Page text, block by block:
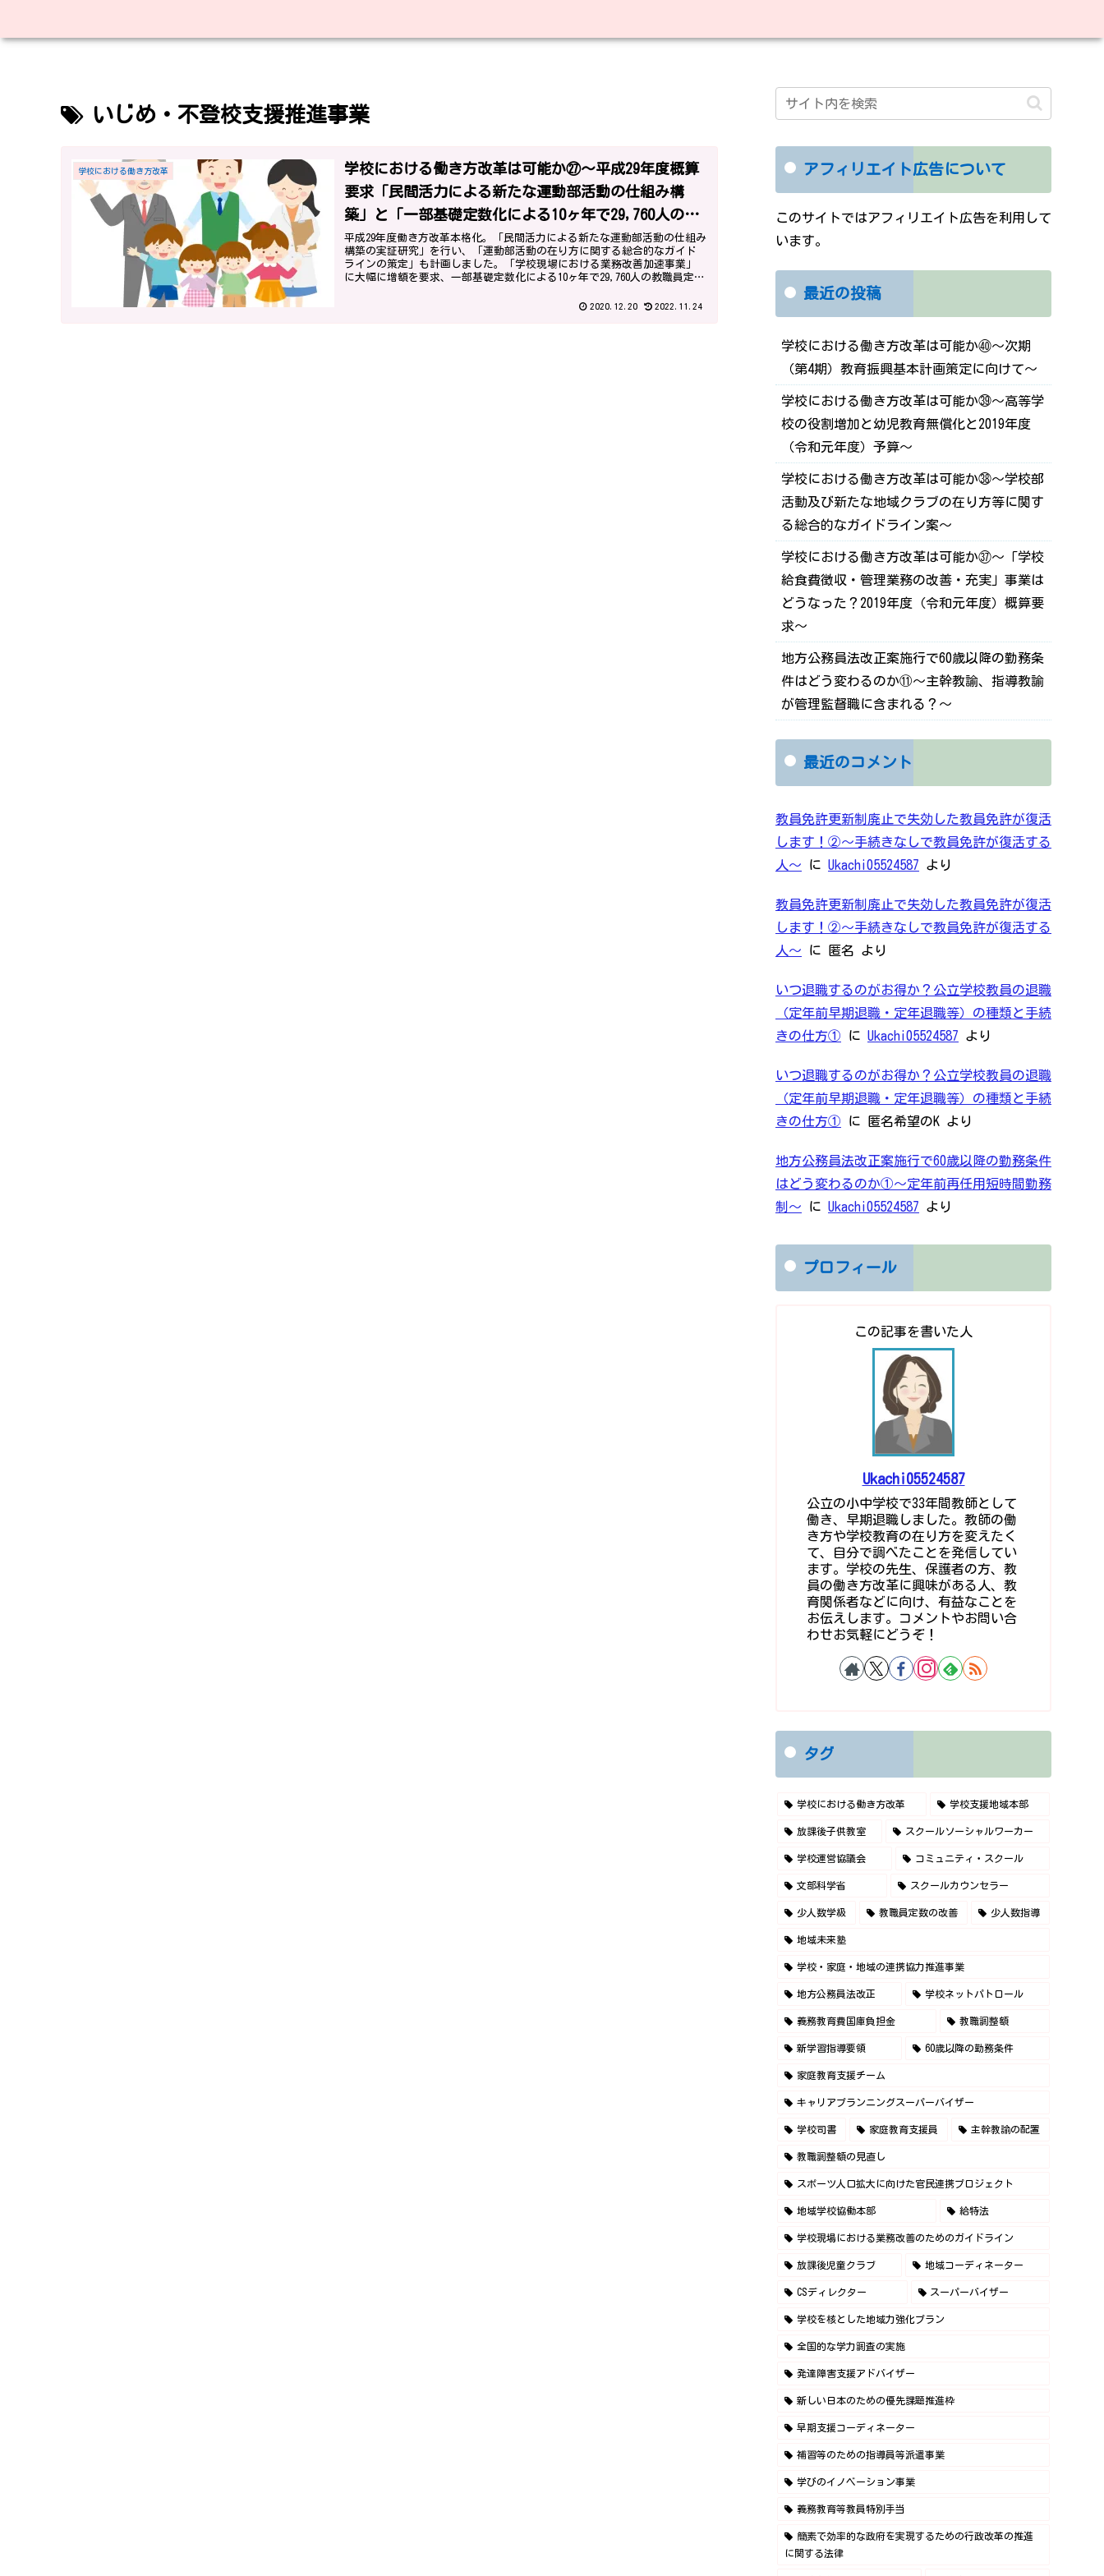
いじめ・不登校支援推進事業
学校における働き方改革
学校における働き方改革は可能か㉗～平成29年度概算
要求「民間活力による新たな運動部活動の仕組み構
築」と「一部基礎定数化による10ヶ年で29,760人の教
職員定数の改善計画」～
平成29年度働き方改革本格化。「民間活力による新たな運動部活動の仕組み
構築の実証研究」を行い、「運動部活動の在り方に関する総合的なガイド
ラインの策定」も計画しました。「学校現場における業務改善加速事業」
に大幅に増額を要求、一部基礎定数化による10ヶ年で29,760人の教職員定数
2020.12.20 2022.11.24
アフィリエイト広告について
このサイトではアフィリエイト広告を利用して
います。
最近の投稿
学校における働き方改革は可能か㊵～次期
（第4期）教育振興基本計画策定に向けて～
学校における働き方改革は可能か㊴～高等学
校の役割増加と幼児教育無償化と2019年度
（令和元年度）予算～
学校における働き方改革は可能か㊳～学校部
活動及び新たな地域クラブの在り方等に関す
る総合的なガイドライン案～
学校における働き方改革は可能か㊲～「学校
給食費徴収・管理業務の改善・充実」事業は
どうなった？2019年度（令和元年度）概算要
求～
地方公務員法改正案施行で60歳以降の勤務条
件はどう変わるのか⑪～主幹教諭、指導教諭
が管理監督職に含まれる？～
最近のコメント
教員免許更新制廃止で失効した教員免許が復活
します！②～手続きなしで教員免許が復活する
人～ に Ukachi05524587 より
教員免許更新制廃止で失効した教員免許が復活
します！②～手続きなしで教員免許が復活する
人～ に 匿名 より
いつ退職するのがお得か？公立学校教員の退職
（定年前早期退職・定年退職等）の種類と手続
きの仕方① に Ukachi05524587 より
いつ退職するのがお得か？公立学校教員の退職
（定年前早期退職・定年退職等）の種類と手続
きの仕方① に 匿名希望のK より
地方公務員法改正案施行で60歳以降の勤務条件
はどう変わるのか①～定年前再任用短時間勤務
制～ に Ukachi05524587 より
プロフィール
この記事を書いた人
Ukachi05524587
公立の小中学校で33年間教師として
働き、早期退職しました。教師の働
き方や学校教育の在り方を変えたく
て、自分で調べたことを発信してい
ます。学校の先生、保護者の方、教
員の働き方改革に興味がある人、教
育関係者などに向け、有益なことを
お伝えします。コメントやお問い合
わせお気軽にどうぞ！
タグ
学校における働き方改革 学校支援地域本部
放課後子供教室 スクールソーシャルワーカー
学校運営協議会 コミュニティ・スクール
文部科学省 スクールカウンセラー
少人数学級 教職員定数の改善 少人数指導
地域未来塾
学校・家庭・地域の連携協力推進事業
地方公務員法改正 学校ネットパトロール
義務教育費国庫負担金 教職調整額
新学習指導要領 60歳以降の勤務条件
家庭教育支援チーム
キャリアプランニングスーパーバイザー
学校司書 家庭教育支援員 主幹教諭の配置
教職調整額の見直し
スポーツ人口拡大に向けた官民連携プロジェクト
地域学校協働本部 給特法
学校現場における業務改善のためのガイドライン
放課後児童クラブ 地域コーディネーター
CSディレクター スーパーバイザー
学校を核とした地域力強化プラン
全国的な学力調査の実施
発達障害支援アドバイザー
新しい日本のための優先課題推進枠
早期支援コーディネーター
補習等のための指導員等派遣事業
学びのイノベーション事業
義務教育等教員特別手当
簡素で効率的な政府を実現するための行政改革の推進
に関する法律